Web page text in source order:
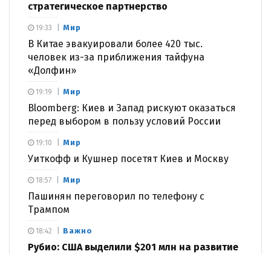
стратегическое партнерство
Мир
В Китае эвакуировали более 420 тыс.
человек из-за приближения тайфуна
«Долфин»
19:33
Мир
Bloomberg: Киев и Запад рискуют оказаться
перед выбором в пользу условий России
19:19
Мир
Уиткофф и Кушнер посетят Киев и Москву
19:10
Мир
Пашинян переговорил по телефону с
Трампом
18:57
Важно
Рубио: США выделили $201 млн на развитие
18:42